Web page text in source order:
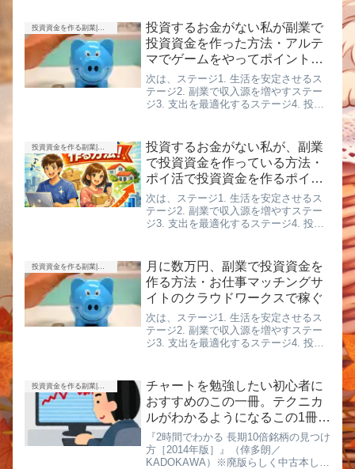
論ばかり。でも私は思いました。「今
こそチャンスでは？」結果的に、あの...
投資資金を作る副業|ポイ活・アンケート・得意を売る
投資するお金がない私が副業で
投資資金を作った方法・アルテ
マでゲームをやってポイント貯
めて稼ぐ
次は、ステージ1. 生活を安定させるス
テージ2. 副業で収入源を増やすステー
ジ3. 支出を最適化するステージ4. 投資
やす、です。※本業、副業、投資とい
う流れで、お...
投資資金を作る副業|ポイ活・アンケート・得意を売る
投資するお金がない私が、副業
で投資資金を作っている方法・
ポイ活で投資資金を作るポイン
トインカム
次は、ステージ1. 生活を安定させるス
テージ2. 副業で収入源を増やすステー
ジ3. 支出を最適化するステージ4. 投資
やす、です。※本業、副業、投資とい
う流れで、お...
投資資金を作る副業|ポイ活・アンケート・得意を売る
月に数万円、副業で投資資金を
作る方法・お仕事マッチングサ
イトのクラウドワークスで稼ぐ
次は、ステージ1. 生活を安定させるス
テージ2. 副業で収入源を増やすステー
ジ3. 支出を最適化するステージ4. 投資
やす、です。※本業、副業、投資とい
う流れで、お...
投資資金を作る副業|ポイ活・アンケート・得意を売る
チャートを勉強したい初心者に
おすすめのこの一冊。テクニカ
ルがわかるようになるこの1冊
【長期10倍銘柄の見つけ方】
『2時間でわかる 長期10倍銘柄の見つけ
方［2014年版］』（倖多朗／
KADOKAWA）※廃版らしく中古本しか